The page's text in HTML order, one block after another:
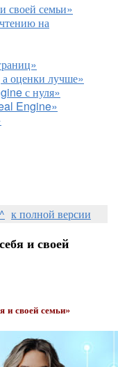
своей семьи»
на
оценки лучше»
с нуля»
Engine»
к полной версии
и своей
и своей семьи»